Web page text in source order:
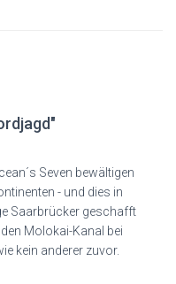
Seven bewältigen
- und dies in
Saarbrücker geschafft
Molokai-Kanal bei
kein anderer zuvor.